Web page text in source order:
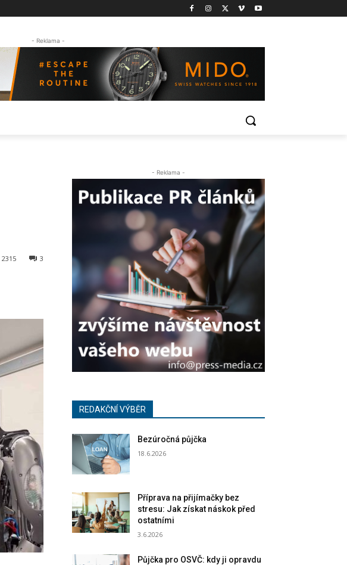
- Reklama -
3
2315
- Reklama -
REDAKČNÍ VÝBĚR
Bezúročná půjčka
18.6.2026
Příprava na přijímačky bez
stresu: Jak získat náskok před
ostatními
3.6.2026
Půjčka pro OSVČ: kdy ji opravdu